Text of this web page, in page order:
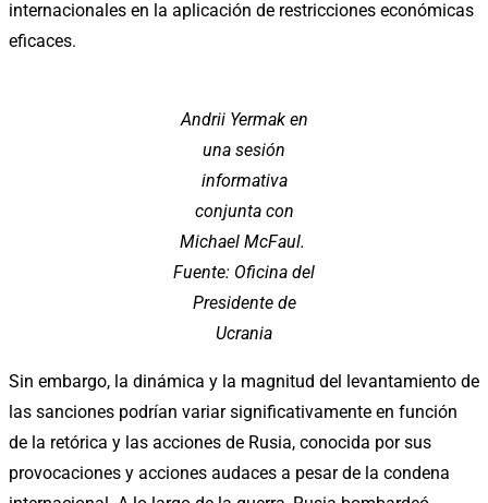
internacionales en la aplicación de restricciones económicas
eficaces.
Andrii Yermak en
una sesión
informativa
conjunta con
Michael McFaul.
Fuente: Oficina del
Presidente de
Ucrania
Sin embargo, la dinámica y la magnitud del levantamiento de
las sanciones podrían variar significativamente en función
de la retórica y las acciones de Rusia, conocida por sus
provocaciones y acciones audaces a pesar de la condena